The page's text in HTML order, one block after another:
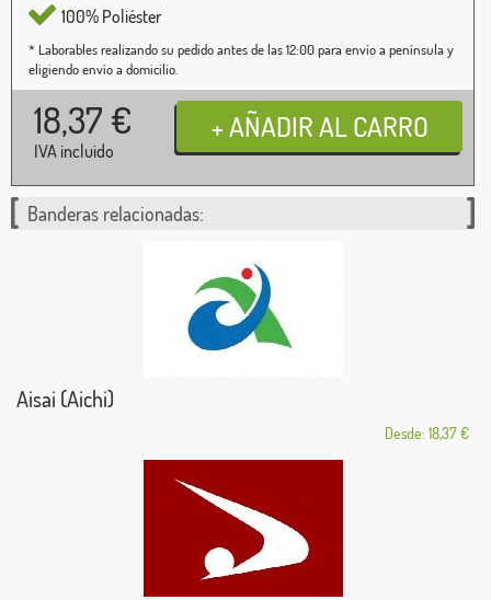
100% Poliéster
* Laborables realizando su pedido antes de las 12:00 para envío a península y
eligiendo envío a domicilio.
18,37 €
IVA incluido
Banderas relacionadas:
Aisai (Aichi)
Desde: 18,37 €